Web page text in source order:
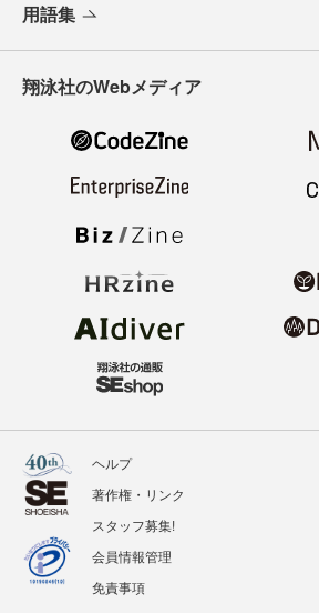
用語集
翔泳社のWebメディア
ヘルプ
著作権・リンク
スタッフ募集!
会員情報管理
免責事項